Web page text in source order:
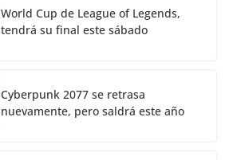
World Cup de League of Legends,
tendrá su final este sábado
Cyberpunk 2077 se retrasa
nuevamente, pero saldrá este año